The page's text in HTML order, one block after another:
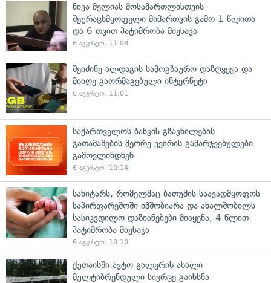
ნიკა მელიას მოსამართლისთვის
შეურაცხმყოფელი მიმართვის გამო 1 წლითა
და 6 თვით პატიმრობა მიესაჯა
6 აგვისტო, 11:08
შეიძინე ალდაგის სამოგზაურო დაზღვევა და
მიიღე გაორმაგებული ინტერნეტი
6 აგვისტო, 11:01
საქართველოს ბანკის გზავნილების
გათამაშების მეორე კვირის გამარჯვებულები
გამოვლინდნენ
6 აგვისტო, 10:14
სანიტარს, რომელმაც ბათუმის საავადმყოფოს
საპირფარეშოში იმშობიარა და ახალშობილს
სასიკვდილო დაზიანებები მიაყენა, 4 წლით
პატიმრობა მიესაჯა
6 აგვისტო, 10:10
ქუთაისში ავტო გალერის ახალი
მულტიბრენდული სივრცე გაიხსნა